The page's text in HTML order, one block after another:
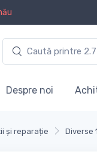
Despre noi
și reparație Diverse 1